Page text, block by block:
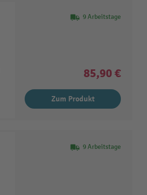
9 Arbeitstage
85,90 €
Zum Produkt
9 Arbeitstage